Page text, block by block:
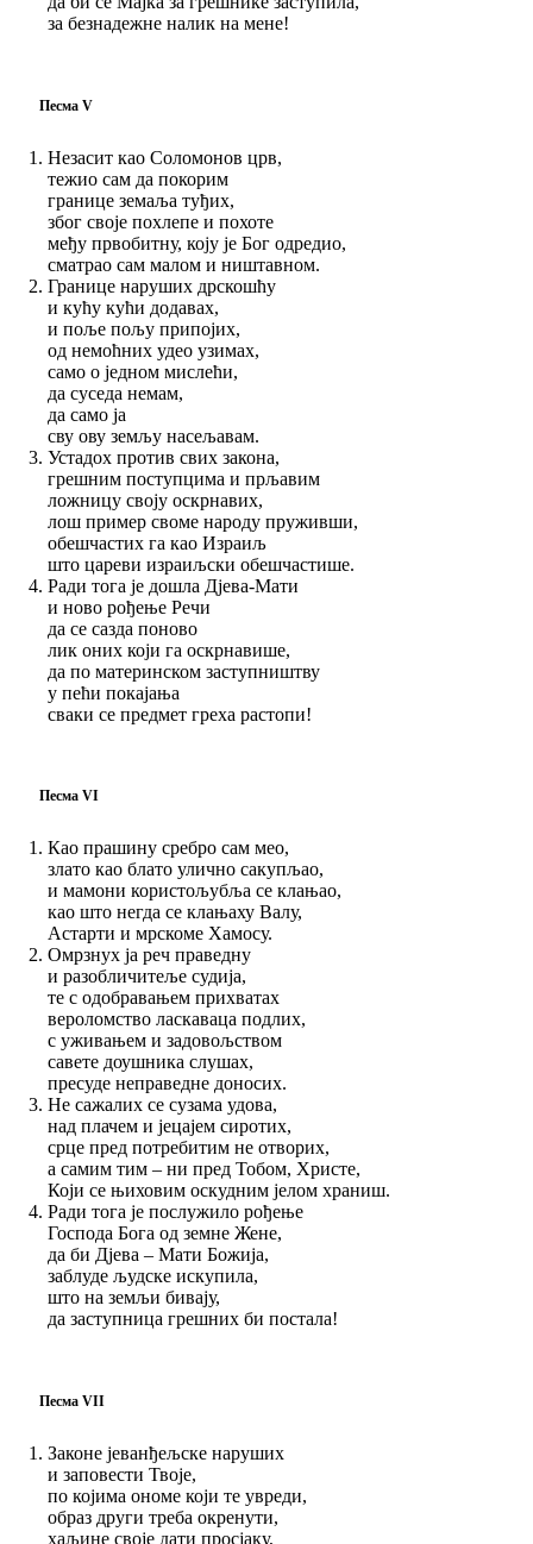
за безнадежне налик на мене!
Песма V
Незасит као Соломонов црв,
тежио сам да покорим
границе земаља туђих,
због своје похлепе и похоте
међу првобитну, коју је Бог одредио,
сматрао сам малом и ништавном.
Границе наруших дрскошћу
и кућу кући додавах,
и поље пољу припојих,
од немоћних удео узимах,
само о једном мислећи,
да суседа немам,
да само ја
сву ову земљу насељавам.
Устадох против свих закона,
грешним поступцима и прљавим
ложницу своју оскрнавих,
лош пример своме народу пруживши,
обешчастих га као Израиљ
што цареви израиљски обешчастише.
Ради тога је дошла Дјева-Мати
и ново рођење Речи
да се сазда поново
лик оних који га оскрнавише,
да по материнском заступништву
у пећи покајања
сваки се предмет греха растопи!
Песма VI
Као прашину сребро сам мео,
злато као блато улично сакупљао,
и мамони користољубља се клањао,
као што негда се клањаху Валу,
Астарти и мрскоме Хамосу.
Омрзнух ја реч праведну
и разобличитеље судија,
те с одобравањем прихватах
вероломство ласкаваца подлих,
с уживањем и задовољством
савете доушника слушах,
пресуде неправедне доносих.
Не сажалих се сузама удова,
над плачем и јецајем сиротих,
срце пред потребитим не отворих,
а самим тим – ни пред Тобом, Христе,
Који се њиховим оскудним јелом храниш.
Ради тога је послужило рођење
Господа Бога од земне Жене,
да би Дјева – Мати Божија,
заблуде људске искупила,
што на земљи бивају,
да заступница грешних би постала!
Песма VII
Законе јеванђељске наруших
и заповести Твоје,
по којима ономе који те увреди,
образ други треба окренути,
хаљине своје дати просјаку,